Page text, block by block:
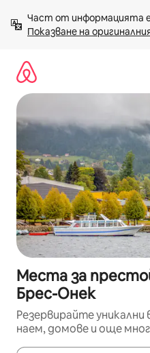
към
съдържанието
Показване на
Места за
Брес-Онек
Резервирайте
наем, домове и още